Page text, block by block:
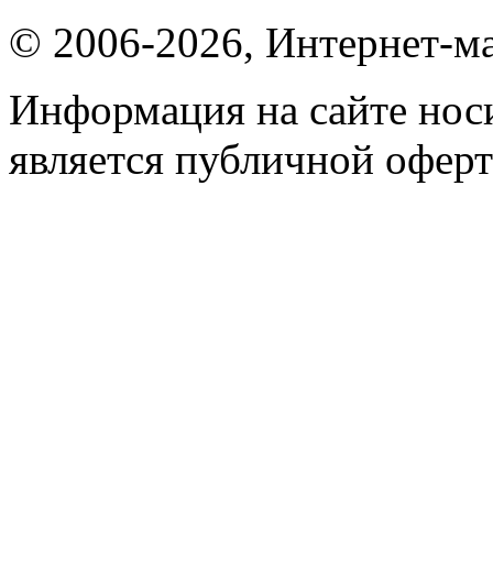
© 2006-2026, Интернет-
Информация на сайте
является публичной